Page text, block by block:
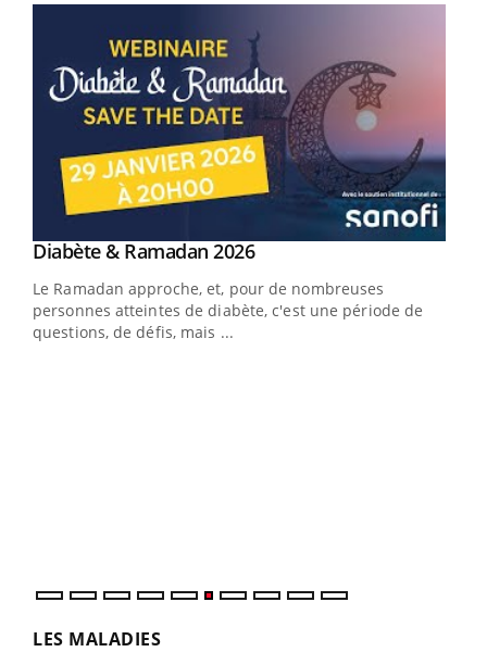
Youtube
Diabète & Ramadan 2026Youtube
Le Ramadan approche, et, pour de nombreuses
personnes atteintes de diabète, c'est une période de
questions, de défis, mais ...
Youtube
Un « jumeau numérique » pour faciliter l’accès
Un établissement lié à un groupe mutualiste innove en
matière de bilan de santé : l'utilisation d'un « jumeau
LES MALADIES